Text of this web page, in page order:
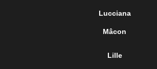
Lucciana
Mâcon
Lille